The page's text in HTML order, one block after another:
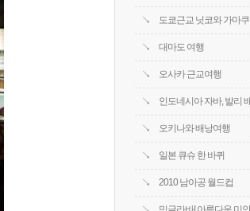
도쿄근교 닛코와 가마
대마도 여행
오사카 근교여행
인도네시아 자바, 발리
오키나와 배낭여행
일본 큐슈 한 바퀴
2010 남아공 월드컵